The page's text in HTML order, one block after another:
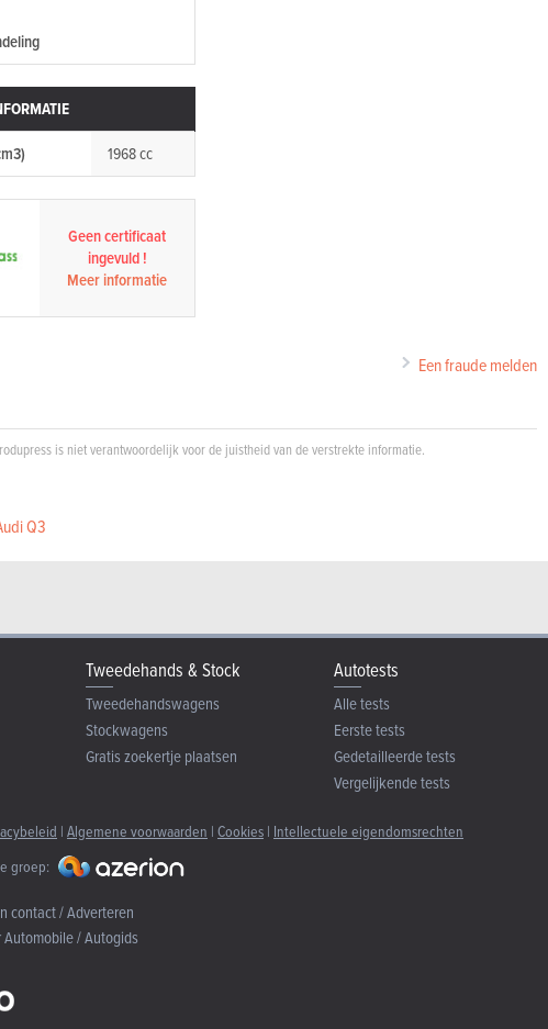
1968 cc
Geen certificaat
ingevuld !
Meer informatie
Een fraude melden
is niet verantwoordelijk voor de juistheid van de verstrekte informatie.
Q3
Tweedehands & Stock
Tweedehandswagens
Stockwagens
Gratis zoekertje plaatsen
Autotests
Alle tests
Eerste tests
Gedetailleerde tests
Vergelijkende tests
| Algemene voorwaarden | Cookies | Intellectuele eigendomsrechten
groep:
contact / Adverteren
Automobile / Autogids